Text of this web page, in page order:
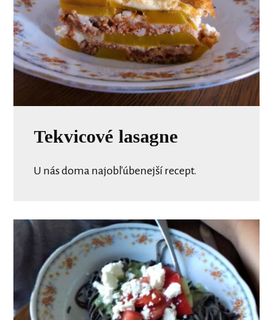
Tekvicové lasagne
U nás doma najobľúbenejší recept.